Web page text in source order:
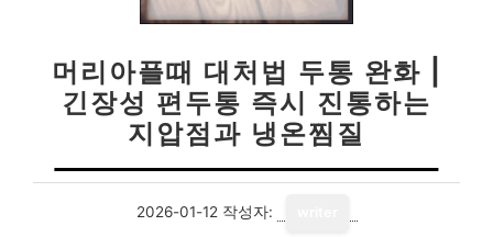
머리아플때 대처법 두통 완화 |
긴장성 편두통 즉시 진통하는
지압점과 냉온찜질
2026-01-12 작성자: